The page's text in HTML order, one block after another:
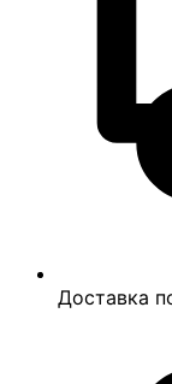
Доставка